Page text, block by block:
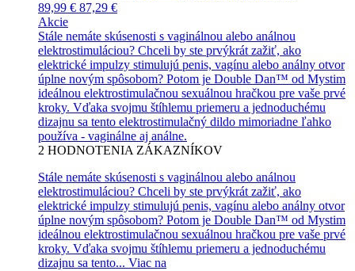
89,99 € 87,29 €
Akcie
Stále nemáte skúsenosti s vaginálnou alebo análnou
elektrostimuláciou? Chceli by ste prvýkrát zažiť, ako
elektrické impulzy stimulujú penis, vagínu alebo análny otvor
úplne novým spôsobom? Potom je Double Dan™ od Mystim
ideálnou elektrostimulačnou sexuálnou hračkou pre vaše prvé
kroky. Vďaka svojmu štíhlemu priemeru a jednoduchému
dizajnu sa tento elektrostimulačný dildo mimoriadne ľahko
používa - vaginálne aj análne.
2 HODNOTENIA ZÁKAZNÍKOV
Stále nemáte skúsenosti s vaginálnou alebo análnou
elektrostimuláciou? Chceli by ste prvýkrát zažiť, ako
elektrické impulzy stimulujú penis, vagínu alebo análny otvor
úplne novým spôsobom? Potom je Double Dan™ od Mystim
ideálnou elektrostimulačnou sexuálnou hračkou pre vaše prvé
kroky. Vďaka svojmu štíhlemu priemeru a jednoduchému
dizajnu sa tento... Viac na